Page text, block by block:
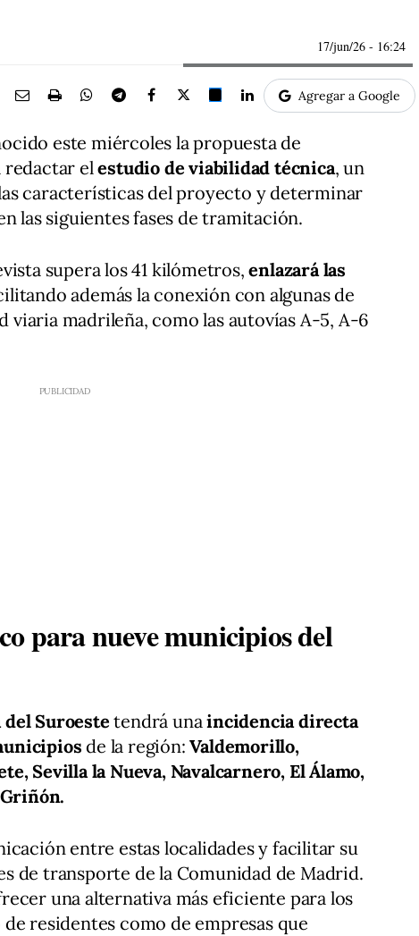
17/jun/26 - 16:24
Agregar a Google
este miércoles la propuesta de
redactar elestudio de viabilidad técnica, un
características del proyecto y determinar
las siguientes fases de tramitación.
supera los 41 kilómetros,enlazará las
además la conexión con algunas de
viaria madrileña, como las autovías A-5, A-6
para nueve municipios del
Suroeste tendrá unaincidencia directa
de la región:Valdemorillo,
Sevilla la Nueva, Navalcarnero, El Álamo,
entre estas localidades y facilitar su
de transporte de la Comunidad de Madrid.
una alternativa más eficiente para los
residentes como de empresas que